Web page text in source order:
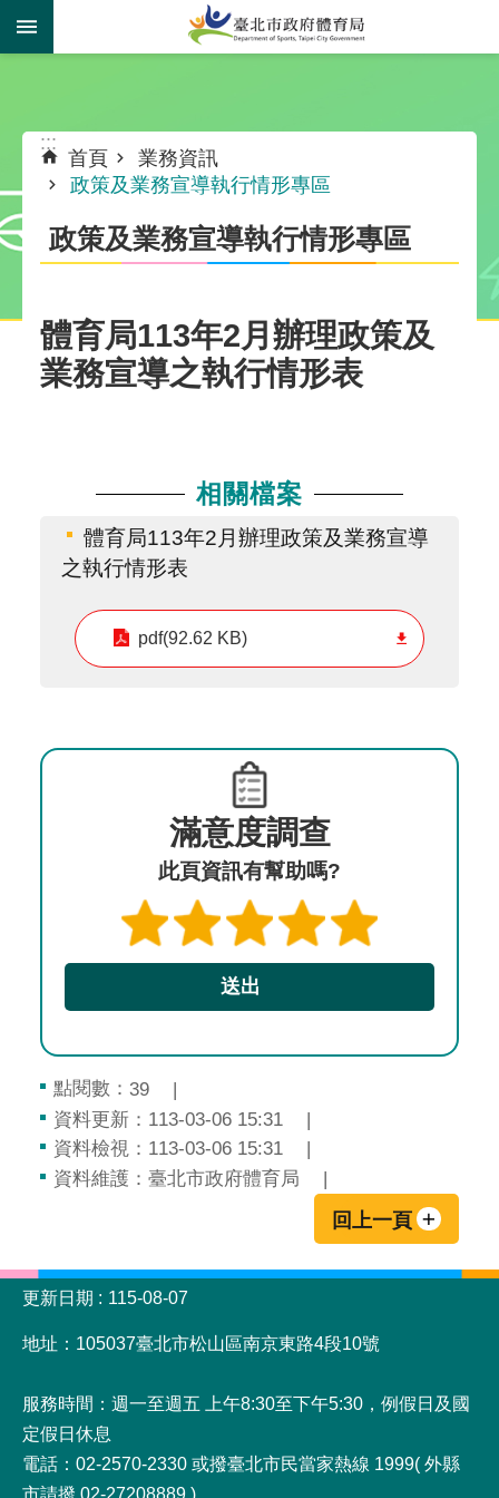
跳到主要內容區塊
:::
首頁
業務資訊
政策及業務宣導執行情形專區
政策及業務宣導執行情形專區
體育局113年2月辦理政策及
業務宣導之執行情形表
相關檔案
體育局113年2月辦理政策及業務宣導
之執行情形表
pdf(92.62 KB)
滿意度調查
此頁資訊有幫助嗎?
點閱數： 39
資料更新：113-03-06 15:31
資料檢視：113-03-06 15:31
資料維護：臺北市政府體育局
回上一頁
:::
更新日期
115-08-07
地址：105037臺北市松山區南京東路4段10號
服務時間：週一至週五 上午8:30至下午5:30，例假日及國
定假日休息
電話：02-2570-2330 或撥臺北市民當家熱線 1999( 外縣
市請撥 02-27208889 )